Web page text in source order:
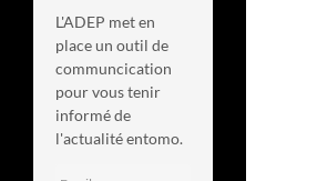
L'ADEP met en
place un outil de
communcication
pour vous tenir
informé de
l'actualité entomo.